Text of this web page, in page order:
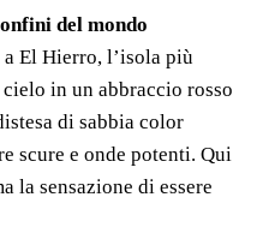
del mondo
El Hierro, l’isola più
in un abbraccio rosso
di sabbia color
scure e onde potenti. Qui
la sensazione di essere